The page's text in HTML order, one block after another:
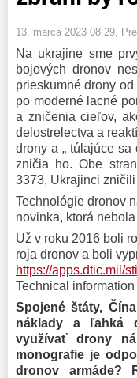
13. marca 2023 08:29 ,
Na ukrajine sme
bojových dronov
prieskumné drony
po moderné lacné
a zničenia cieľov,
delostrelectva a
drony a „ túlajúce
zničia ho. Obe
3373, Ukrajinci
Technológie dronov
novinka, ktorá
Už v roku 2016 boli
roja dronov a boli
https://apps.dtic.mil/
Technical
Spojené štáty,
náklady a ľahká
využívať drony
monografie je
dronov armáde?